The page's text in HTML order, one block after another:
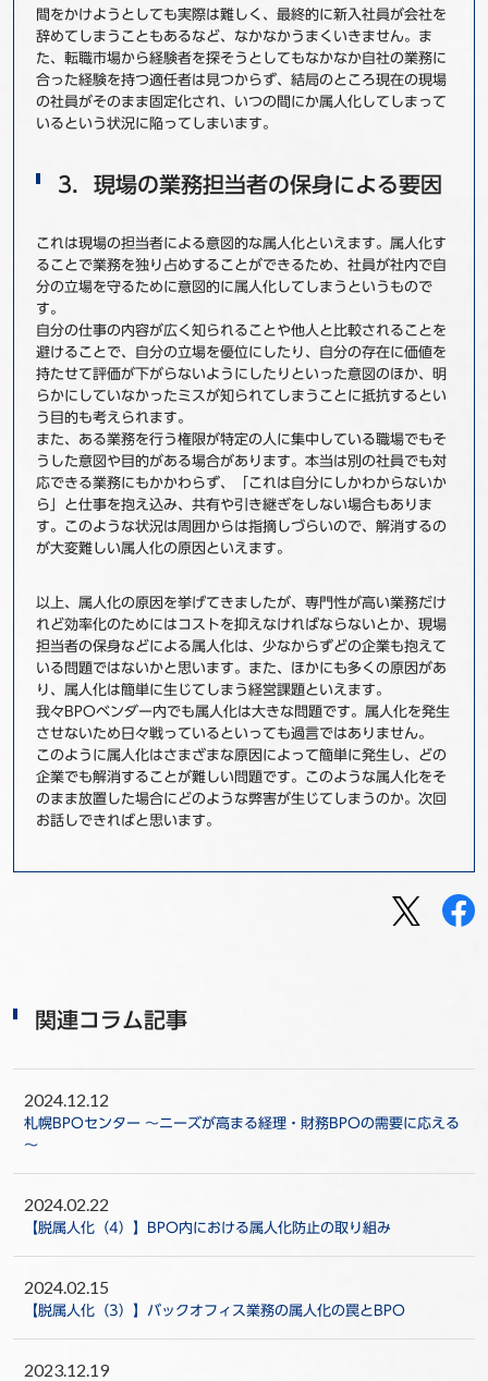
間をかけようとしても実際は難しく、最終的に新入社員が会社を
辞めてしまうこともあるなど、なかなかうまくいきません。ま
た、転職市場から経験者を探そうとしてもなかなか自社の業務に
合った経験を持つ適任者は見つからず、結局のところ現在の現場
の社員がそのまま固定化され、いつの間にか属人化してしまって
いるという状況に陥ってしまいます。
3．現場の業務担当者の保身による要因
これは現場の担当者による意図的な属人化といえます。属人化す
ることで業務を独り占めすることができるため、社員が社内で自
分の立場を守るために意図的に属人化してしまうというもので
す。
自分の仕事の内容が広く知られることや他人と比較されることを
避けることで、自分の立場を優位にしたり、自分の存在に価値を
持たせて評価が下がらないようにしたりといった意図のほか、明
らかにしていなかったミスが知られてしまうことに抵抗するとい
う目的も考えられます。
また、ある業務を行う権限が特定の人に集中している職場でもそ
うした意図や目的がある場合があります。本当は別の社員でも対
応できる業務にもかかわらず、「これは自分にしかわからないか
ら」と仕事を抱え込み、共有や引き継ぎをしない場合もありま
す。このような状況は周囲からは指摘しづらいので、解消するの
が大変難しい属人化の原因といえます。
以上、属人化の原因を挙げてきましたが、専門性が高い業務だけ
れど効率化のためにはコストを抑えなければならないとか、現場
担当者の保身などによる属人化は、少なからずどの企業も抱えて
いる問題ではないかと思います。また、ほかにも多くの原因があ
り、属人化は簡単に生じてしまう経営課題といえます。
我々BPOベンダー内でも属人化は大きな問題です。属人化を発生
させないため日々戦っているといっても過言ではありません。
このように属人化はさまざまな原因によって簡単に発生し、どの
企業でも解消することが難しい問題です。このような属人化をそ
のまま放置した場合にどのような弊害が生じてしまうのか。次回
お話しできればと思います。
関連コラム記事
2024.12.12
札幌BPOセンター ～ニーズが高まる経理・財務BPOの需要に応える
～
2024.02.22
【脱属人化（4）】BPO内における属人化防止の取り組み
2024.02.15
【脱属人化（3）】バックオフィス業務の属人化の罠とBPO
2023.12.19